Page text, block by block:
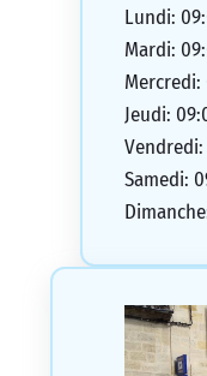
Lundi:
Mardi:
Mercredi:
Jeudi:
Vendredi:
Samedi: